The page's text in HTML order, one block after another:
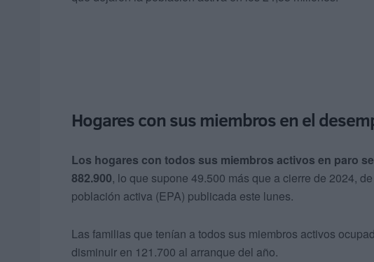
Hogares con sus miembros en el
Los hogares con todos sus miembros activos en paro
882.900, lo que supone 49.500 más que a cierre de 2024,
población activa (EPA) publicada este lunes.
Las familias que tenían a todos sus miembros activos
disminuir en 121.700 al arranque del año.